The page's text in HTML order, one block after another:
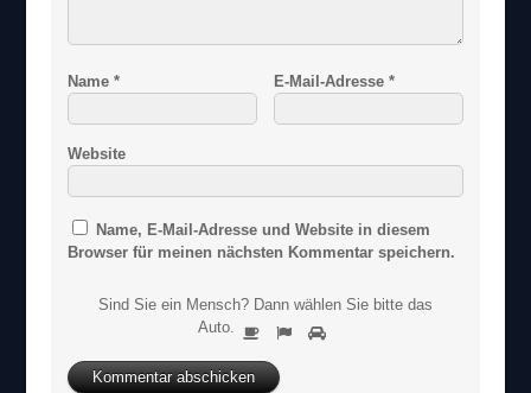
Name* E-Mail-Adresse *
Website
Name, E-Mail-Adresse und Website in diesem
Browser für meinen nächsten Kommentar speichern.
Sind Sie ein Mensch? Dann wählen Sie bitte das
Auto.
n